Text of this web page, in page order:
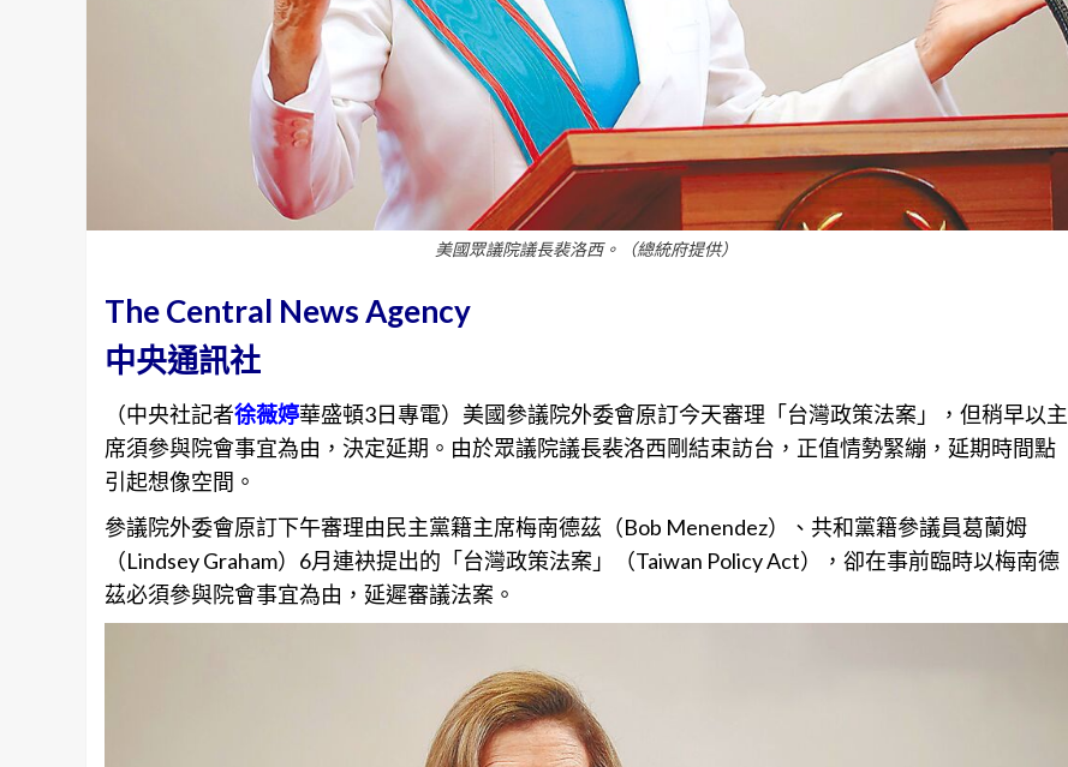
美國眾議院議長裴洛西。（總統府提供）
The Central News Agency
中央通訊社
（中央社記者徐薇婷華盛頓3日專電）美國參議院外委會原訂今天審理「台灣政策法案」，但稍早以主
席須參與院會事宜為由，決定延期。由於眾議院議長裴洛西剛結束訪台，正值情勢緊繃，延期時間點
引起想像空間。
參議院外委會原訂下午審理由民主黨籍主席梅南德茲（Bob Menendez）、共和黨籍參議員葛蘭姆
（Lindsey Graham）6月連袂提出的「台灣政策法案」（Taiwan Policy Act），卻在事前臨時以梅南德
茲必須參與院會事宜為由，延遲審議法案。